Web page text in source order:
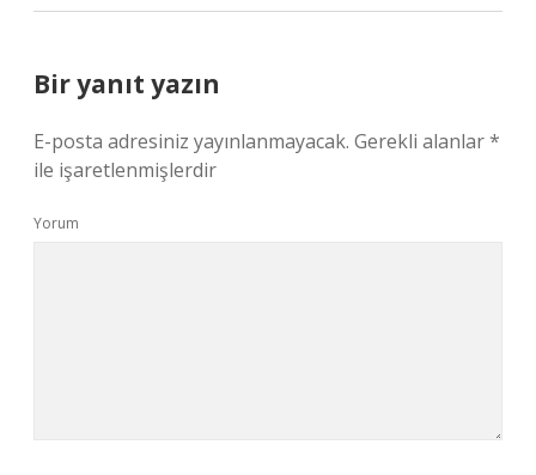
Bir yanıt yazın
E-posta adresiniz yayınlanmayacak. Gerekli alanlar*
ile işaretlenmişlerdir
Yorum